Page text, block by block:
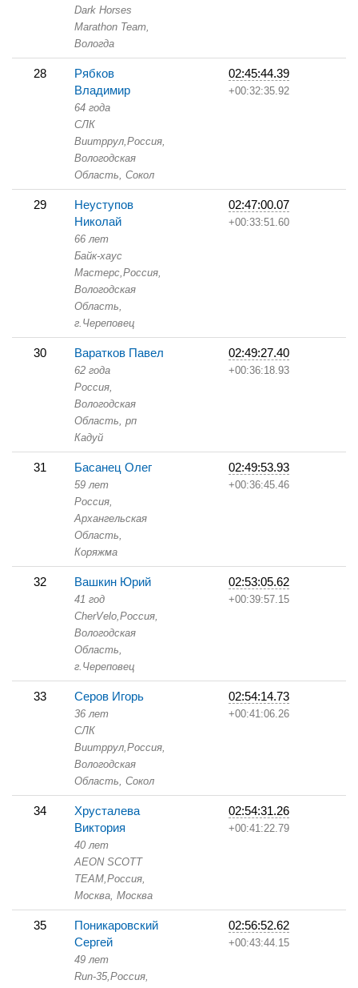
Dark Horses
Marathon Team,
Вологда
28
Рябков
Владимир
64 года
СЛК
Виитррул,Россия,
Вологодская
Область, Сокол
02:45:44.39
+00:32:35.92
29
Неуступов
Николай
66 лет
Байк-хаус
Мастерс,Россия,
Вологодская
Область,
г.Череповец
02:47:00.07
+00:33:51.60
30 Варатков Павел
62 года
Россия,
Вологодская
Область, рп
Кадуй
02:49:27.40
+00:36:18.93
31 Басанец Олег
59 лет
Россия,
Архангельская
Область,
Коряжма
02:49:53.93
+00:36:45.46
32 Вашкин Юрий
41 год
CherVelo,Россия,
Вологодская
Область,
г.Череповец
02:53:05.62
+00:39:57.15
33 Серов Игорь
36 лет
СЛК
Виитррул,Россия,
Вологодская
Область, Сокол
02:54:14.73
+00:41:06.26
34
Хрусталева
Виктория
40 лет
AEON SCOTT
TEAM,Россия,
Москва, Москва
02:54:31.26
+00:41:22.79
35
Поникаровский
Сергей
49 лет
Run-35,Россия,
02:56:52.62
+00:43:44.15